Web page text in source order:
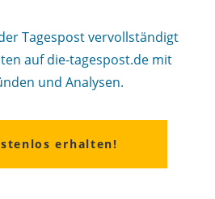
Tagespost vervollständigt
auf die-tagespost.de mit
und Analysen.
erhalten!